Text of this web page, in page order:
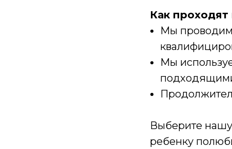
Как
Мы
Мы
Выберите
ребенку